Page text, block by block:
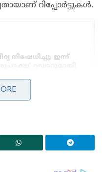
റിപ്പോർട്ടുകൾ.
നിഷേധിച്ചു, ഇന്ന്
കോസ്റ്റ് ഗാർഡ്
നിയന്ത്രണ
ഗ്ലോബൽ
സൈനികർ